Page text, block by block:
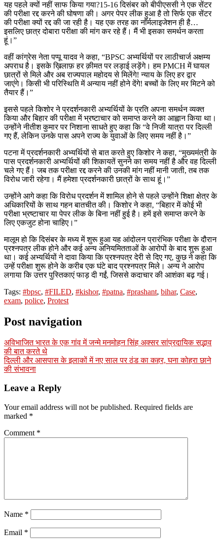
यह पहले क्यों नहीं साफ किया गया?15-16 दिसंबर को बीपीएससी ने एक सेंटर
की परीक्षा रद्द करने की घोषणा की। अगर पेपर लीक हुआ है तो सिर्फ एक सेंटर
की परीक्षा क्यों रद्द की जा रही है। यह एक तरह का नॉर्मलाइजेशन ही है…
इसलिए छात्र दोबारा परीक्षा की मांग कर रहे हैं। मैं भी इसका समर्थन करता
हूं।”
वहीं कांग्रेस नेता पप्पू यादव ने कहा, “BPSC अभ्यर्थियों पर लाठीचार्ज अक्षम्य
अपराध है। इसके ख़िलाफ़ हर क़ीमत पर लड़ाई लड़ेंगे। हम PMCH में घायल
छात्रों से मिले और अब राज्यपाल महोदय से मिलेंगे! न्याय के लिए हर द्वार
जाएंगे। किसी भी परिस्थिति में अन्याय नहीं होने देंगे! बच्चों के लिए मर मिटने को
तैयार हैं।”
इससे पहले किशोर ने प्रदर्शनकारी अभ्यर्थियों के प्रति अपना समर्थन व्यक्त
किया और बिहार की परीक्षा में भ्रष्टाचार को समाप्त करने का आह्वान किया था।
उन्होंने नीतीश कुमार पर निशाना साधते हुए कहा कि “वे निजी यात्रा पर दिल्ली
गए हैं, लेकिन उनके पास अपने राज्य के युवाओं के लिए समय नहीं है।”
पटना में प्रदर्शनकारी अभ्यर्थियों से बात करते हुए किशोर ने कहा, “मुख्यमंत्री के
पास प्रदर्शनकारी अभ्यर्थियों की शिकायतें सुनने का समय नहीं है और वह दिल्ली
चले गए हैं। जब तक परीक्षा रद्द करने की उनकी मांग नहीं मानी जाती, तब तक
विरोध जारी रहेगा। मैं हमेशा प्रदर्शनकारी छात्रों के साथ हूं।”
उन्होंने आगे कहा कि विरोध प्रदर्शन में शामिल होने से पहले उन्होंने शिक्षा क्षेत्र के
अधिकारियों के साथ गहन बातचीत की। किशोर ने कहा, “बिहार में कोई भी
परीक्षा भ्रष्टाचार या पेपर लीक के बिना नहीं हुई है। हमें इसे समाप्त करने के
लिए एकजुट होना चाहिए।”
मालूम हो कि दिसंबर के मध्य में शुरू हुआ यह आंदोलन प्रारंभिक परीक्षा के दौरान
प्रश्नपत्र लीक होने और कई अन्य अनियमितताओं के आरोपों के बाद शुरू हुआ
था। कई अभ्यर्थियों ने दावा किया कि प्रश्नपत्र देरी से दिए गए, कुछ ने कहा कि
उन्हें परीक्षा शुरू होने के करीब एक घंटे बाद प्रश्नपत्र मिले। अन्य ने आरोप
लगाया कि उत्तर पुस्तिकाएं फाड़ दी गईं, जिससे कदाचार की आशंका बढ़ गई।
Tags: #bpsc, #FILED, #kishor, #patna, #prashant, bihar, Case,
exam, police, Protest
Post navigation
अविभाजित भारत के एक गांव में जन्मे मनमोहन सिंह अक्सर सांप्रदायिक सद्भाव
की बात करते थे
दिल्ली और आसपास के इलाकों में नए साल पर ठंड का कहर, घना कोहरा छाने
की संभावना
Leave a Reply
Your email address will not be published. Required fields are
marked *
Comment *
Name *
Email *